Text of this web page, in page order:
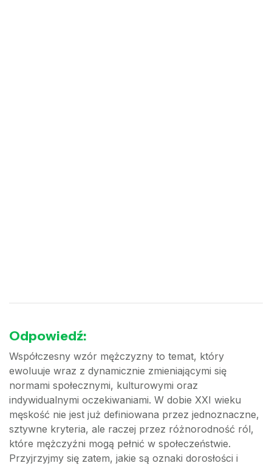
Odpowiedź:
Współczesny wzór mężczyzny to temat, który
ewoluuje wraz z dynamicznie zmieniającymi się
normami społecznymi, kulturowymi oraz
indywidualnymi oczekiwaniami. W dobie XXI wieku
męskość nie jest już definiowana przez jednoznaczne,
sztywne kryteria, ale raczej przez różnorodność ról,
które mężczyźni mogą pełnić w społeczeństwie.
Przyjrzyjmy się zatem, jakie są oznaki dorosłości i